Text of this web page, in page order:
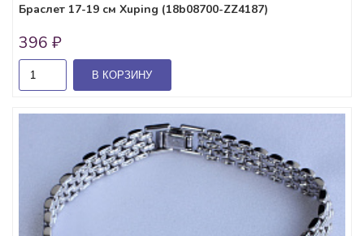
Браслет 17-19 см Xuping (18b08700-ZZ4187)
396 ₽
В КОРЗИНУ